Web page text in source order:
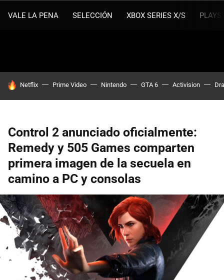
VALE LA PENA SELECCIÓN XBOX SERIES X/S
HOY SE HABLA DE
Netflix Prime Video Nintendo GTA 6 Activision
Control 2 anunciado oficialmente:
Remedy y 505 Games comparten
primera imagen de la secuela en
camino a PC y consolas